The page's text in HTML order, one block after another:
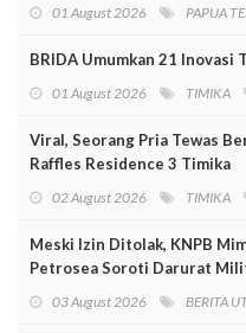
01 August 2026 PAPUA
BRIDA Umumkan 21
01 August 2026 TIMIKA
Viral, Seorang Pria Tewas
Raffles Residence 3 Timika
02 August 2026 TIMIKA
Meski Izin Ditolak, KNPB
Petrosea Soroti Darurat
03 August 2026 BERITA